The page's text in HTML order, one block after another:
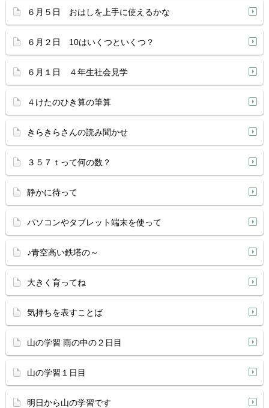
６月５日 おはしを上手に使えるかな
６月２日 10はいくつといくつ？
６月１日 ４年生社会見学
４けたのひき算の筆算
きらきらさんの読み聞かせ
３５７ｔって何の数？
静かに待って
パソコンやタブレット端末を使って
♪青空高い鉄塔の～
大きく育ってね
気持ちを表すことば
山の学習 雨の中の２日目
山の学習１日目
明日から山の学習です